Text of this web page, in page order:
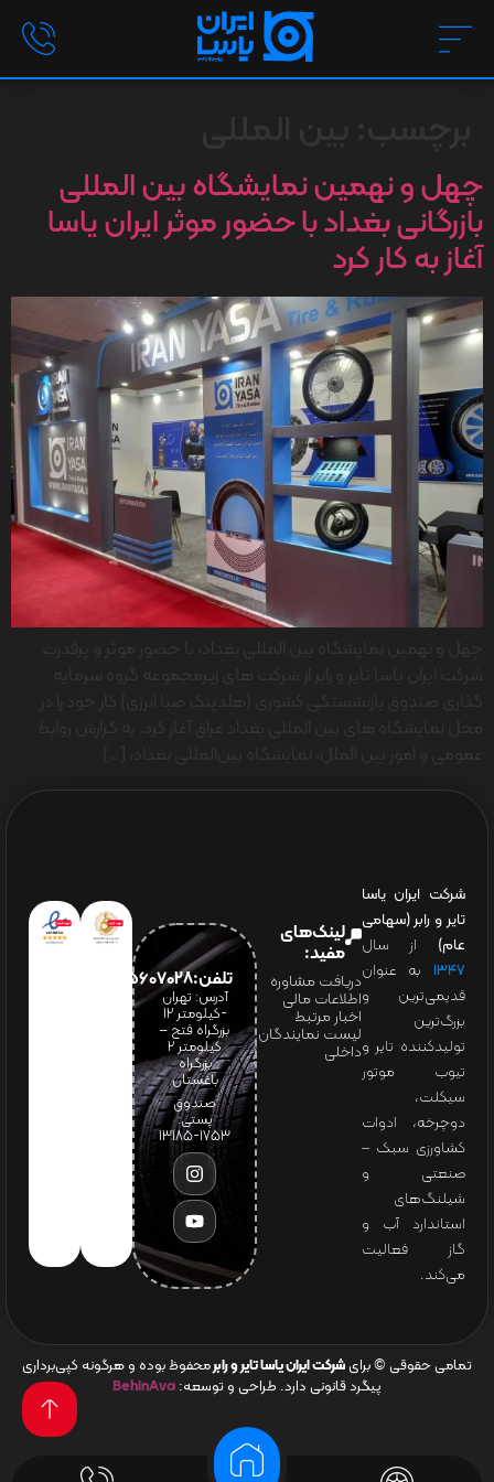
چهل و نهمین نمایشگاه بین المللی
بازرگانی بغداد با حضور موثر ایران یاسا
آغاز به کار کرد
شرکت ایران یاسا
تایر و رابر (سهامی
عام) از سال
۱۳۴۷ به عنوان
قدیمی‌ترین و
بزرگ‌ترین
تولیدکننده تایر و
تیوب موتور
سیکلت،
دوچرخه، ادوات
کشاورزی سبک –
صنعتی و
شیلنگ‌های
استاندارد آب و
گاز فعالیت
می‌کند.
لینک‌های
مفید:
دریافت مشاوره
اطلاعات مالی
اخبار مرتبط
لیست نمایندگان
داخلی
تلفن:65607028(021)
آدرس: تهران
-کیلومتر 12
بزرگراه فتح –
کیلومتر ۲
بزرگراه
باغستان
صندوق
پستی:
1753-13185
تمامی حقوقی © برای شرکت ایران یاسا تایر و رابرمحفوظ بوده و هرگونه کپی‌برداری
پیگرد قانونی دارد. طراحی و توسعه: BehinAva